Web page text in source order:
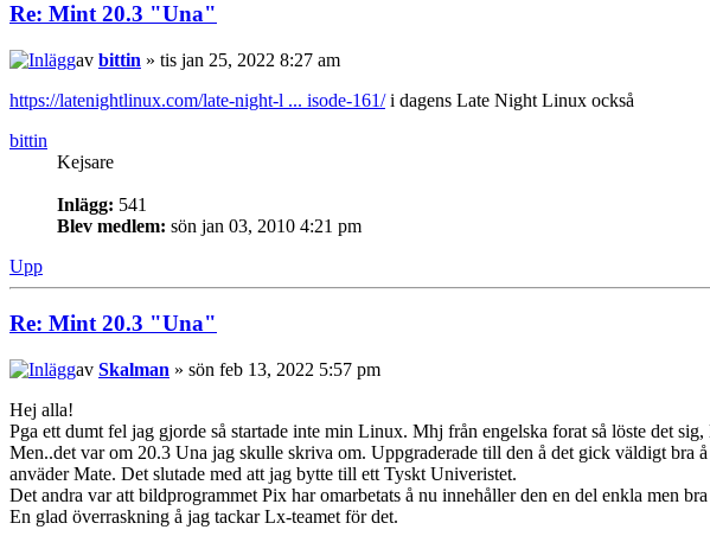
Re: Mint 20.3 "Una"
av bittin » tis jan 25, 2022 8:27 am
https://latenightlinux.com/late-night-l ... isode-161/i dagens Late Night Linux också
bittin
Kejsare
Inlägg: 541
Blev medlem: sön jan 03, 2010 4:21 pm
Upp
Re: Mint 20.3 "Una"
av Skalman » sön feb 13, 2022 5:57 pm
Hej alla!
Pga ett dumt fel jag gjorde så startade inte min Linux. Mhj från engelska forat så löste det
Men..det var om 20.3 Una jag skulle skriva om. Uppgraderade till den å det gick väldigt bra
anväder Mate. Det slutade med att jag bytte till ett Tyskt Univeristet.
Det andra var att bildprogrammet Pix har omarbetats å nu innehåller den en del enkla men
En glad överraskning å jag tackar Lx-teamet för det.